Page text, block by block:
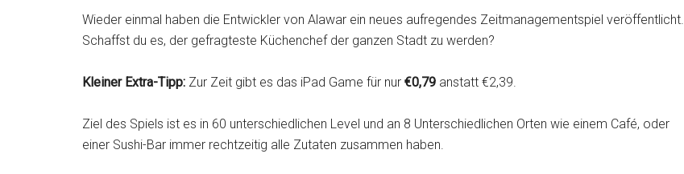
Wieder einmal haben die Entwickler von Alawar ein neues aufregendes Zeitmanagementspiel veröffentlicht.
Schaffst du es, der gefragteste Küchenchef der ganzen Stadt zu werden?
Kleiner Extra-Tipp: Zur Zeit gibt es das iPad Game für nur €0,79 anstatt €2,39.
Ziel des Spiels ist es in 60 unterschiedlichen Level und an 8 Unterschiedlichen Orten wie einem Café, oder
einer Sushi-Bar immer rechtzeitig alle Zutaten zusammen haben.